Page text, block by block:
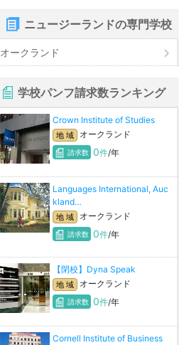
ニュージーランドの専門学校
オークランド
学校パンフ請求数ランキング
Crown Institute of Studies
地 域 オークランド
請求数 0件/年
Languages International, Auc
kland…
地 域 オークランド
請求数 0件/年
【閉校】Dyna Speak
地 域 オークランド
請求数 0件/年
Cornell Institute of Business